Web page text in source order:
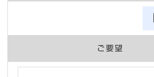
ご要望